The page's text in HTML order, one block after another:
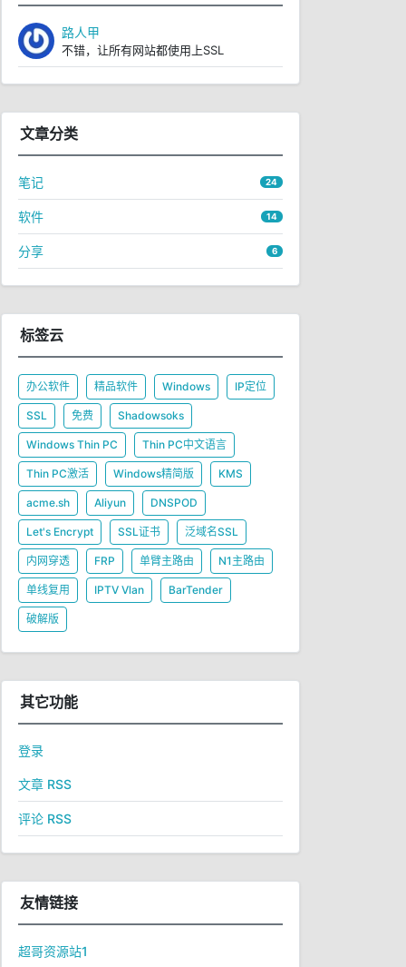
路人甲
不错，让所有网站都使用上SSL
文章分类
笔记 24
软件 14
分享 6
标签云
办公软件 精品软件 Windows IP定位
SSL 免费 Shadowsoks
Windows Thin PC Thin PC中文语言
Thin PC激活 Windows精简版 KMS
acme.sh Aliyun DNSPOD
Let's Encrypt SSL证书 泛域名SSL
内网穿透 FRP 单臂主路由 N1主路由
单线复用 IPTV Vlan BarTender
破解版
其它功能
登录
文章 RSS
评论 RSS
友情链接
超哥资源站1